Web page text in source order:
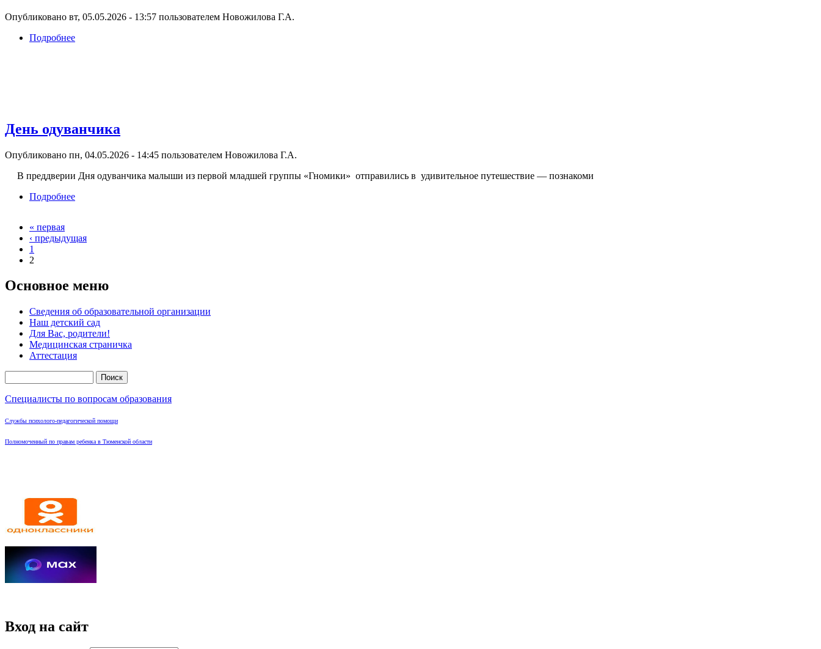
Опубликовано вт, 05.05.2026 - 13:57 пользователем Новожилова Г.А.
Подробнее
День одуванчика
Опубликовано пн, 04.05.2026 - 14:45 пользователем Новожилова Г.А.
В преддверии Дня одуванчика малыши из первой младшей группы «Гномики» отправились в удивительное путешествие — познакоми
Подробнее
Страницы
« первая
‹ предыдущая
1
2
Основное меню
Сведения об образовательной организации
Наш детский сад
Для Вас, родители!
Медицинская страничка
Аттестация
Форма поиска
Специалисты по вопросам образования
Службы психолого-педагогической помощи
Полномоченный по правам ребенка в Тюменской области
Вход на сайт